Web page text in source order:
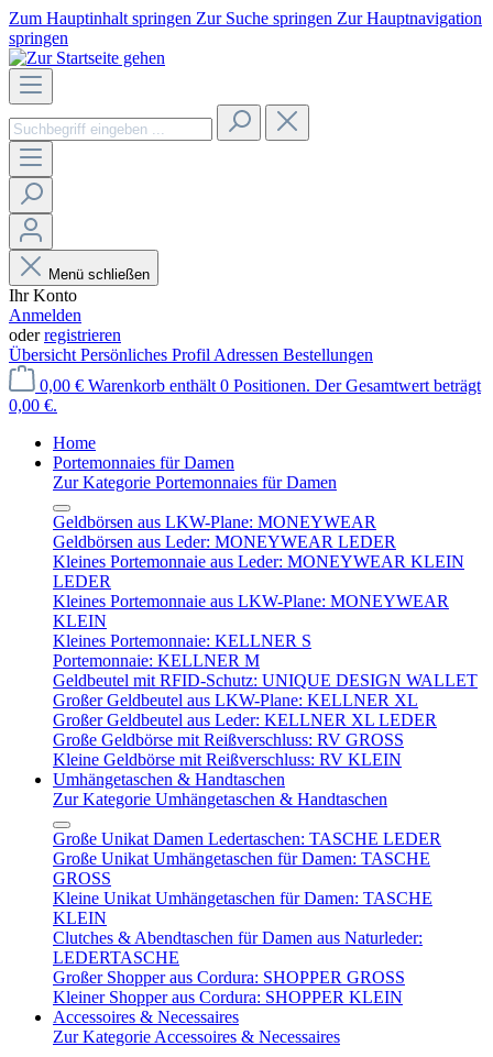
Zum Hauptinhalt springen Zur Suche springen Zur Hauptnavigation
springen
Menü schließen
Ihr Konto
Anmelden
oderregistrieren
Übersicht Persönliches Profil Adressen Bestellungen
0,00 € Warenkorb enthält 0 Positionen. Der Gesamtwert beträgt
0,00 €.
Home
Portemonnaies für Damen
Zur Kategorie Portemonnaies für Damen
Geldbörsen aus LKW-Plane: MONEYWEAR
Geldbörsen aus Leder: MONEYWEAR LEDER
Kleines Portemonnaie aus Leder: MONEYWEAR KLEIN
LEDER
Kleines Portemonnaie aus LKW-Plane: MONEYWEAR
KLEIN
Kleines Portemonnaie: KELLNER S
Portemonnaie: KELLNER M
Geldbeutel mit RFID-Schutz: UNIQUE DESIGN WALLET
Großer Geldbeutel aus LKW-Plane: KELLNER XL
Großer Geldbeutel aus Leder: KELLNER XL LEDER
Große Geldbörse mit Reißverschluss: RV GROSS
Kleine Geldbörse mit Reißverschluss: RV KLEIN
Umhängetaschen & Handtaschen
Zur Kategorie Umhängetaschen & Handtaschen
Große Unikat Damen Ledertaschen: TASCHE LEDER
Große Unikat Umhängetaschen für Damen: TASCHE
GROSS
Kleine Unikat Umhängetaschen für Damen: TASCHE
KLEIN
Clutches & Abendtaschen für Damen aus Naturleder:
LEDERTASCHE
Großer Shopper aus Cordura: SHOPPER GROSS
Kleiner Shopper aus Cordura: SHOPPER KLEIN
Accessoires & Necessaires
Zur Kategorie Accessoires & Necessaires